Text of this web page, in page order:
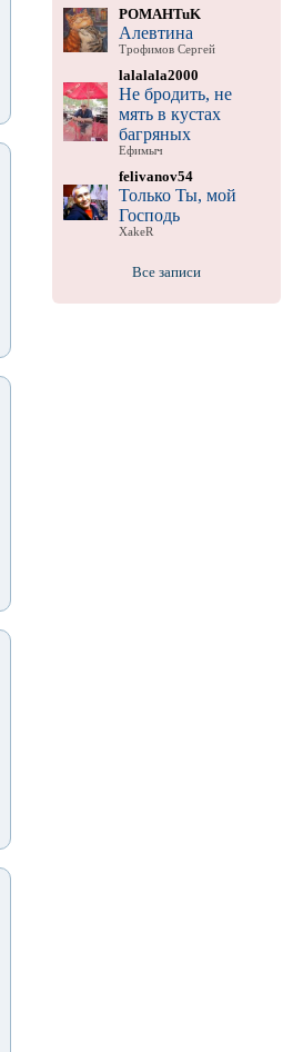
POMAHTuK
Алевтина
Трофимов Сергей
lalalala2000
Не бродить, не
мять в кустах
багряных
Ефимыч
felivanov54
Только Ты, мой
Господь
XakeR
Все записи